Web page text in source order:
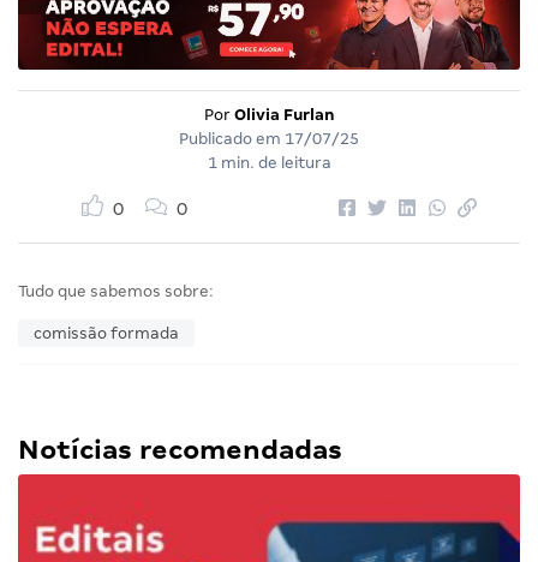
Por Olivia Furlan
Publicado em 17/07/25
1 min. de leitura
0 0
Tudo que sabemos sobre:
comissão formada
Notícias recomendadas